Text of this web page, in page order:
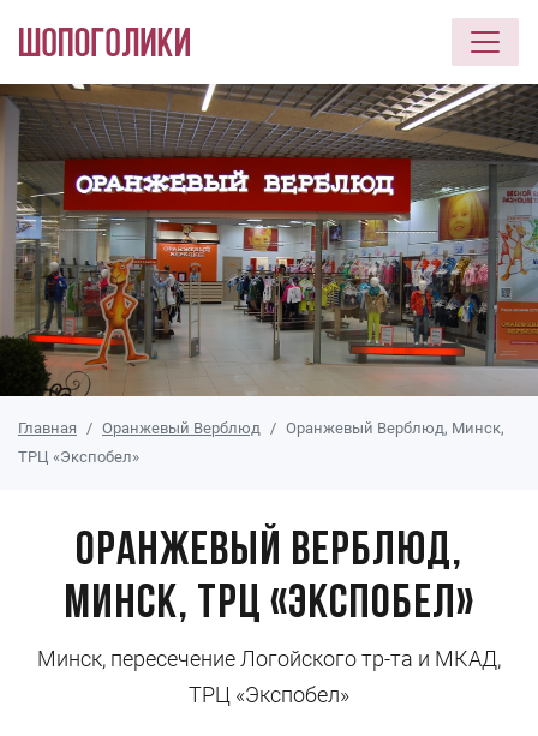
Перейти к основному содержанию
Главная Оранжевый Верблюд
Оранжевый Верблюд, Минск,
ТРЦ «Экспобел»
Оранжевый Верблюд,
Минск, ТРЦ «Экспобел»
Минск, пересечение Логойского тр-та и МКАД,
ТРЦ «Экспобел»